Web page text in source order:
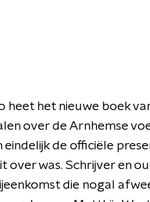
heet het nieuwe boek
over de Arnhemse
eindelijk de officiële
over was. Schrijver en
die nogal